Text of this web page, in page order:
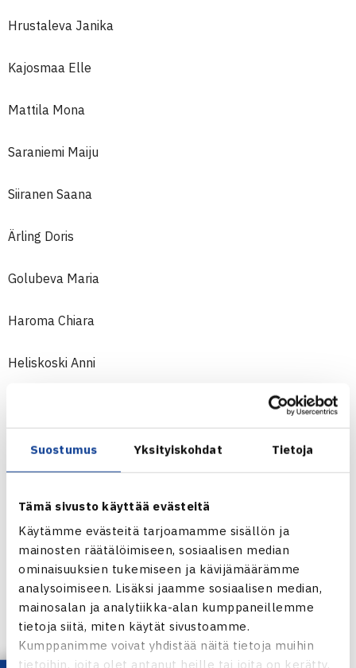
Suostumus Yksityiskohdat Tietoja
Tämä sivusto käyttää evästeitä
Käytämme evästeitä tarjoamamme sisällön ja
mainosten räätälöimiseen, sosiaalisen median
ominaisuuksien tukemiseen ja kävijämäärämme
analysoimiseen. Lisäksi jaamme sosiaalisen median,
mainosalan ja analytiikka-alan kumppaneillemme
tietoja siitä, miten käytät sivustoamme.
Kumppanimme voivat yhdistää näitä tietoja muihin
tietoihin, joita olet antanut heille tai joita on kerätty,
Hrustaleva Janika
Kajosmaa Elle
Mattila Mona
Saraniemi Maiju
Siiranen Saana
Ärling Doris
Golubeva Maria
Haroma Chiara
Heliskoski Anni
Jokimies Ellen
Levänen Tianna
Ollila Olivia
Rahikainen Maija
Rissanen Irina